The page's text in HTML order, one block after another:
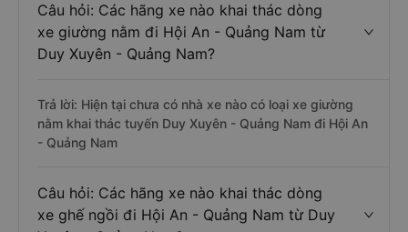
Câu hỏi: Các hãng xe nào khai thác dòng
xe giường nằm đi Hội An - Quảng Nam từ
Duy Xuyên - Quảng Nam?
Trả lời: Hiện tại chưa có nhà xe nào có loại xe giường
nằm khai thác tuyến Duy Xuyên - Quảng Nam đi Hội An
- Quảng Nam
Câu hỏi: Các hãng xe nào khai thác dòng
xe ghế ngồi đi Hội An - Quảng Nam từ Duy